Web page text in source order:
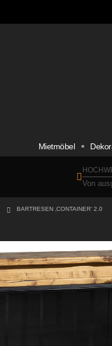
Mietmöbel
Von
BARTRESEN ‚CONTAINER‘ 2.0